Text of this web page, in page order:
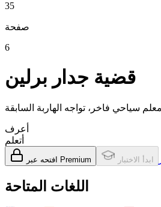
35
صفحة
6
قضية جدار برلين
أعرف
أتعلم
افتحه عبر Premium ابدأ الاختبار
اللغات المتاحة